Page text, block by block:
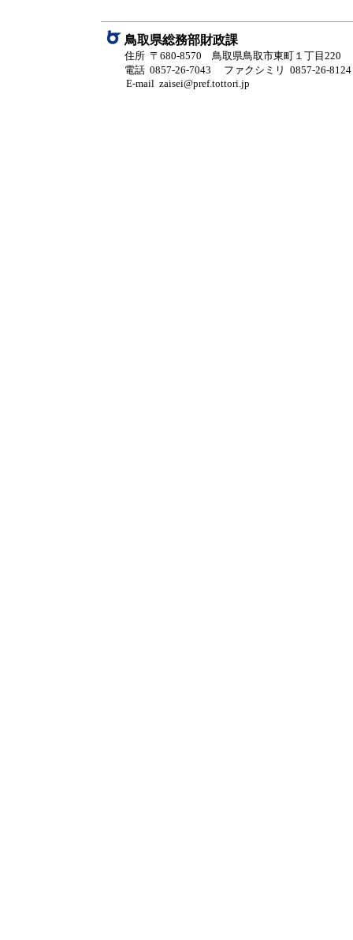
鳥取県総務部財政課
住所 〒680-8570 鳥取県鳥取市東町１丁目220
電話 0857-26-7043
ファクシミリ 0857-26-8124
E-mail zaisei@pref.tottori.jp